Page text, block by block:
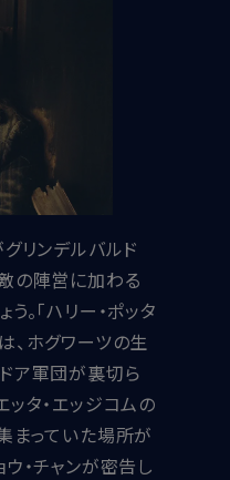
リンデルバルド
の陣営に加わる
。「ハリー・ポッタ
、ホグワーツの生
ア軍団が裏切ら
タ・エッジコムの
まっていた場所が
・チャンが密告し